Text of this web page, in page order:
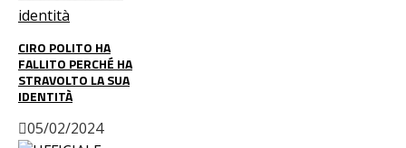
CIRO POLITO HA
FALLITO PERCHÉ HA
STRAVOLTO LA SUA
IDENTITÀ
05/02/2024